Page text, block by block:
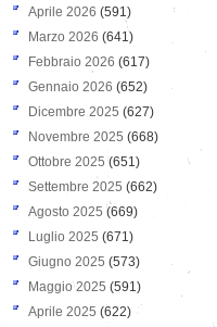
Aprile 2026 (591)
Marzo 2026 (641)
Febbraio 2026 (617)
Gennaio 2026 (652)
Dicembre 2025 (627)
Novembre 2025 (668)
Ottobre 2025 (651)
Settembre 2025 (662)
Agosto 2025 (669)
Luglio 2025 (671)
Giugno 2025 (573)
Maggio 2025 (591)
Aprile 2025 (622)